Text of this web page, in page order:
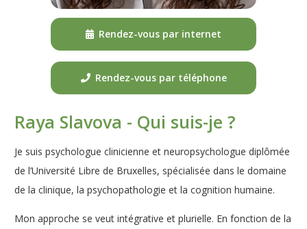
Raya Slavova - Qui suis-je ?
Je suis psychologue clinicienne et neuropsychologue diplômée
de l’Université Libre de Bruxelles, spécialisée dans le domaine
de la clinique, la psychopathologie et la cognition humaine.
Mon approche se veut intégrative et plurielle. En fonction de la
Rendez-vous par internet
Rendez-vous par téléphone